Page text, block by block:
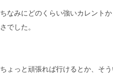
ちなみにどのくらい強いカレント
さでした。
ちょっと頑張れば行けるとか、そ